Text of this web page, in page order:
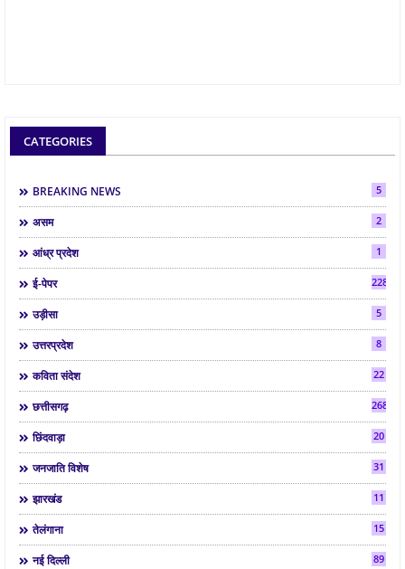
CATEGORIES
BREAKING NEWS 5
असम 2
आंध्र प्रदेश 1
ई-पेपर 2286
उड़ीसा 5
उत्तरप्रदेश 8
कविता संदेश 22
छत्तीसगढ़ 268
छिंदवाड़ा 20
जनजाति विशेष 31
झारखंड 11
तेलंगाना 15
नई दिल्ली 89